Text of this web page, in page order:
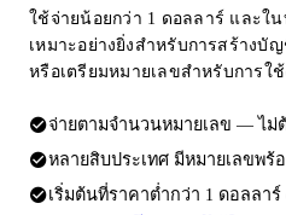
ใช้จ่ายน้อยกว่า 1 ดอลลาร์ และใ
เหมาะอย่างยิ่งสำหรับการสร้างบั
หรือเตรียมหมายเลขสำหรับการใ
จ่ายตามจำนวนหมายเลข — ไม่
หลายสิบประเทศ มีหมายเลขพร้อ
เริ่มต้นที่ราคาต่ำกว่า 1 ดอลลาร์